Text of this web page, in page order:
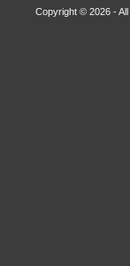
Copyright © 2026 -